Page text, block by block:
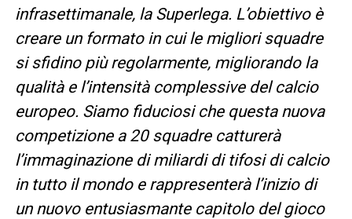
infrasettimanale, la Superlega. L’obiettivo è
creare un formato in cui le migliori squadre
si sfidino più regolarmente, migliorando la
qualità e l’intensità complessive del calcio
europeo. Siamo fiduciosi che questa nuova
competizione a 20 squadre catturerà
l’immaginazione di miliardi di tifosi di calcio
in tutto il mondo e rappresenterà l’inizio di
un nuovo entusiasmante capitolo del gioco